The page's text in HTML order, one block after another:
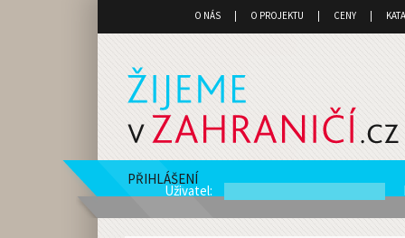
O NÁS O PROJEKTU CENY
PŘIHLÁŠENÍ
Uživatel: